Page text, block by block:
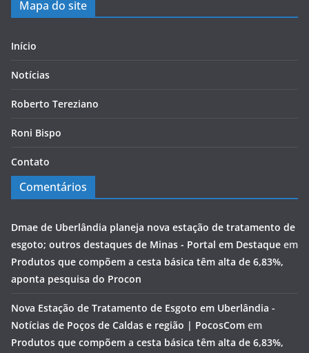
Mapa do site
Início
Notícias
Roberto Tereziano
Roni Bispo
Contato
Comentários
Dmae de Uberlândia planeja nova estação de tratamento de
esgoto; outros destaques de Minas - Portal em Destaque em
Produtos que compõem a cesta básica têm alta de 6,83%,
aponta pesquisa do Procon
Nova Estação de Tratamento de Esgoto em Uberlândia -
Notícias de Poços de Caldas e região | PocosCom em
Produtos que compõem a cesta básica têm alta de 6,83%,